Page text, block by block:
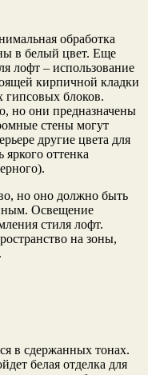
обработка
в белый цвет. Еще
лофт – использование
кирпичной кладки
блоков.
но они предназначены
стены могут
другие цвета для
оттенка
но оно должно быть
Освещение
стиля лофт.
на зоны,
в сдержанных тонах.
белая отделка для